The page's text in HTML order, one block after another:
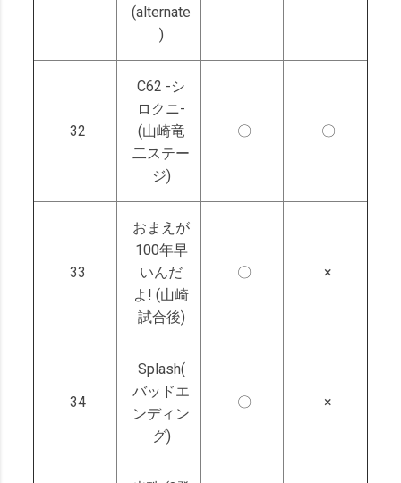
(alternate
)
32
C62 -シ
ロクニ-
(山崎竜
二ステー
ジ)
〇 〇
33
おまえが
100年早
いんだ
よ! (山崎
試合後)
〇 ×
34
Splash(
バッドエ
ンディン
グ)
〇 ×